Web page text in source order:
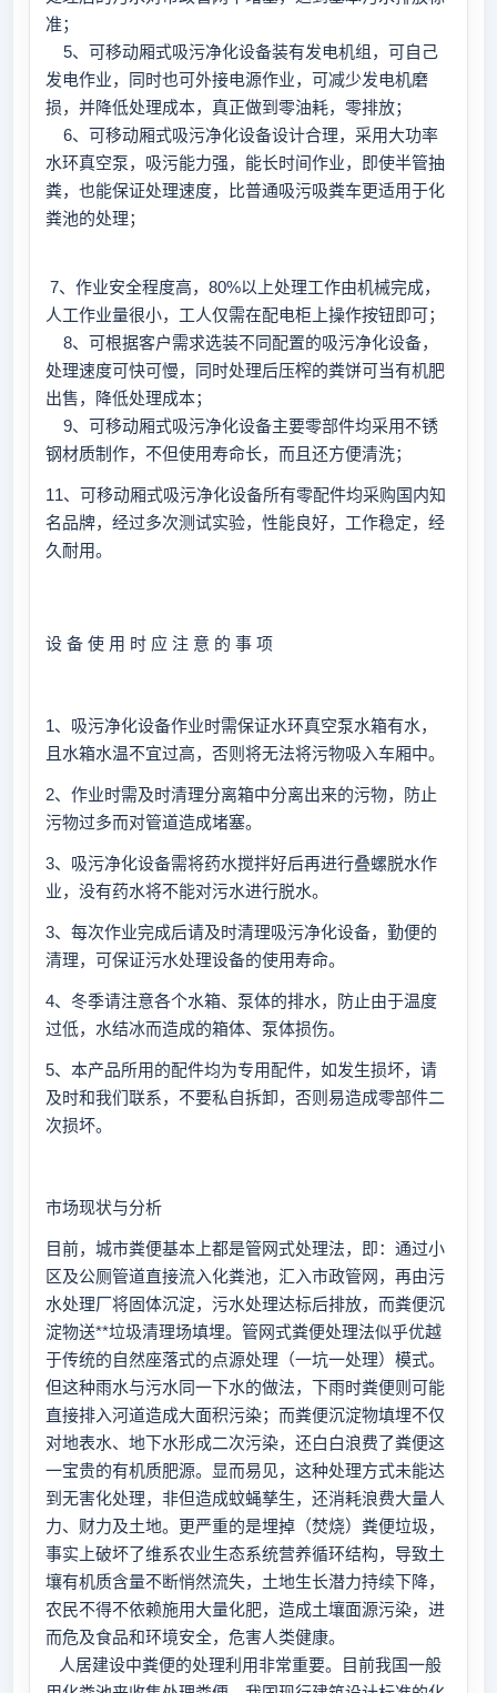
准；
5、可移动厢式吸污净化设备装有发电机组，可自己
发电作业，同时也可外接电源作业，可减少发电机磨
损，并降低处理成本，真正做到零油耗，零排放；
6、可移动厢式吸污净化设备设计合理，采用大功率
水环真空泵，吸污能力强，能长时间作业，即使半管抽
粪，也能保证处理速度，比普通吸污吸粪车更适用于化
粪池的处理；
7、作业安全程度高，80%以上处理工作由机械完成，
人工作业量很小，工人仅需在配电柜上操作按钮即可；
8、可根据客户需求选装不同配置的吸污净化设备，
处理速度可快可慢，同时处理后压榨的粪饼可当有机肥
出售，降低处理成本；
9、可移动厢式吸污净化设备主要零部件均采用不锈
钢材质制作，不但使用寿命长，而且还方便清洗；
11、可移动厢式吸污净化设备所有零配件均采购国内知
名品牌，经过多次测试实验，性能良好，工作稳定，经
久耐用。
设 备 使 用 时 应 注 意 的 事 项
1、吸污净化设备作业时需保证水环真空泵水箱有水，
且水箱水温不宜过高，否则将无法将污物吸入车厢中。
2、作业时需及时清理分离箱中分离出来的污物，防止
污物过多而对管道造成堵塞。
3、吸污净化设备需将药水搅拌好后再进行叠螺脱水作
业，没有药水将不能对污水进行脱水。
3、每次作业完成后请及时清理吸污净化设备，勤便的
清理，可保证污水处理设备的使用寿命。
4、冬季请注意各个水箱、泵体的排水，防止由于温度
过低，水结冰而造成的箱体、泵体损伤。
5、本产品所用的配件均为专用配件，如发生损坏，请
及时和我们联系，不要私自拆卸，否则易造成零部件二
次损坏。
市场现状与分析
目前，城市粪便基本上都是管网式处理法，即：通过小
区及公厕管道直接流入化粪池，汇入市政管网，再由污
水处理厂将固体沉淀，污水处理达标后排放，而粪便沉
淀物送**垃圾清理场填埋。管网式粪便处理法似乎优越
于传统的自然座落式的点源处理（一坑一处理）模式。
但这种雨水与污水同一下水的做法，下雨时粪便则可能
直接排入河道造成大面积污染；而粪便沉淀物填埋不仅
对地表水、地下水形成二次污染，还白白浪费了粪便这
一宝贵的有机质肥源。显而易见，这种处理方式未能达
到无害化处理，非但造成蚊蝇孳生，还消耗浪费大量人
力、财力及土地。更严重的是埋掉（焚烧）粪便垃圾，
事实上破坏了维系农业生态系统营养循环结构，导致土
壤有机质含量不断悄然流失，土地生长潜力持续下降，
农民不得不依赖施用大量化肥，造成土壤面源污染，进
而危及食品和环境安全，危害人类健康。
人居建设中粪便的处理利用非常重要。目前我国一般